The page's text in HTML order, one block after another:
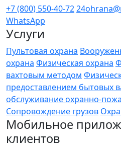
+7 (800) 550-40-72
WhatsApp
Услуги
Пультовая охрана
охрана Физическая охрана
вахтовым методом
предоставлением бытовых
обслуживание охранно-
Сопровождение грузов
Мобильное
клиентов